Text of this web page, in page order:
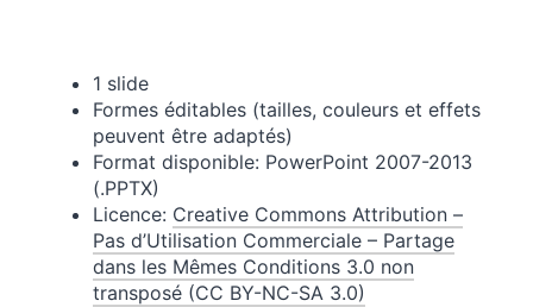
1 slide
Formes éditables (tailles, couleurs et effets
peuvent être adaptés)
Format disponible: PowerPoint 2007-2013
(.PPTX)
Licence: Creative Commons Attribution –
Pas d’Utilisation Commerciale – Partage
dans les Mêmes Conditions 3.0 non
transposé (CC BY-NC-SA 3.0)